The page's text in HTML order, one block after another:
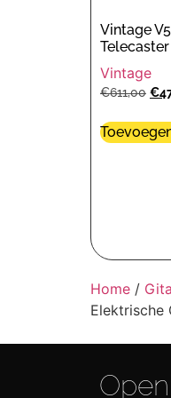
Vintage
Vintage
€611,00 €
Home /
Elektrische